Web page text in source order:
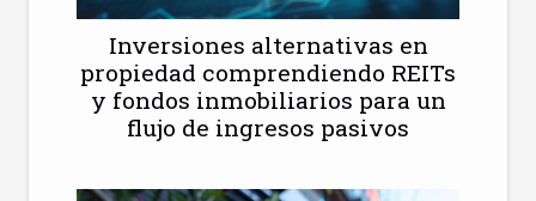
Inversiones alternativas en
propiedad comprendiendo REITs
y fondos inmobiliarios para un
flujo de ingresos pasivos